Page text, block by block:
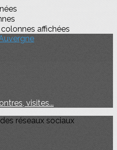
affichées
visites...
réseaux sociaux